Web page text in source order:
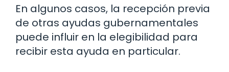
En algunos casos, la recepción previa
de otras ayudas gubernamentales
puede influir en la elegibilidad para
recibir esta ayuda en particular.